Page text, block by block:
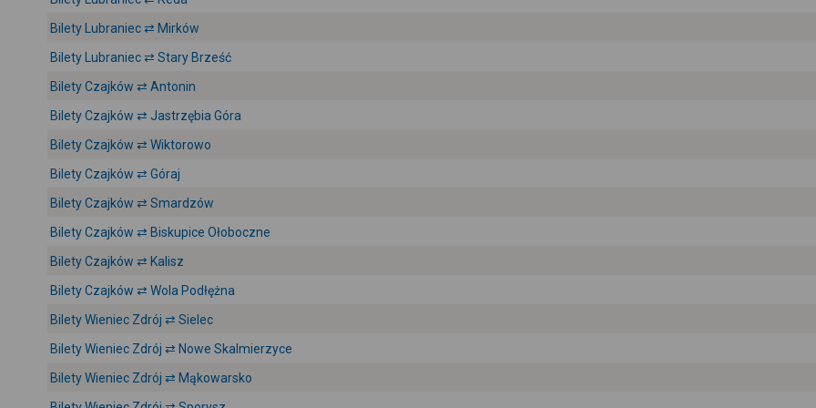
Bilety Lubraniec ⇄ Mirków
Bilety Lubraniec ⇄ Stary Brześć
Bilety Czajków ⇄ Antonin
Bilety Czajków ⇄ Jastrzębia Góra
Bilety Czajków ⇄ Wiktorowo
Bilety Czajków ⇄ Góraj
Bilety Czajków ⇄ Smardzów
Bilety Czajków ⇄ Biskupice Ołoboczne
Bilety Czajków ⇄ Kalisz
Bilety Czajków ⇄ Wola Podłężna
Bilety Wieniec Zdrój ⇄ Sielec
Bilety Wieniec Zdrój ⇄ Nowe Skalmierzyce
Bilety Wieniec Zdrój ⇄ Mąkowarsko